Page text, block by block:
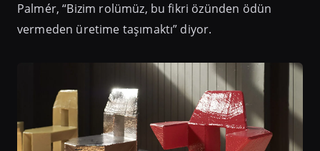
Palmér, “Bizim rolümüz, bu fikri özünden ödün
vermeden üretime taşımaktı” diyor.